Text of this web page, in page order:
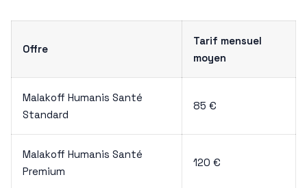
Offre
Tarif mensuel
moyen
Malakoff Humanis Santé
Standard
85 €
Malakoff Humanis Santé
Premium
120 €